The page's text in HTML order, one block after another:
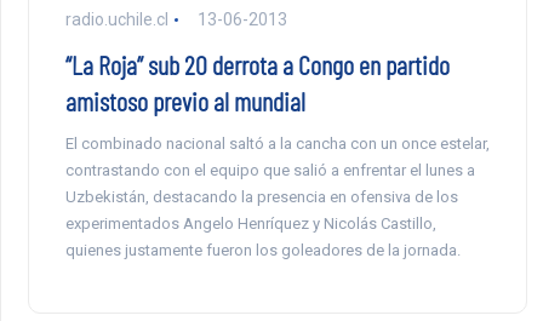
radio.uchile.cl 13-06-2013
“La Roja” sub 20 derrota a Congo en partido
amistoso previo al mundial
El combinado nacional saltó a la cancha con un once estelar,
contrastando con el equipo que salió a enfrentar el lunes a
Uzbekistán, destacando la presencia en ofensiva de los
experimentados Angelo Henríquez y Nicolás Castillo,
quienes justamente fueron los goleadores de la jornada.